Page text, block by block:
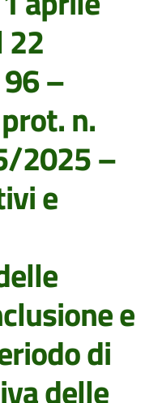
22
–
n.
2025 –
e
e
di
delle